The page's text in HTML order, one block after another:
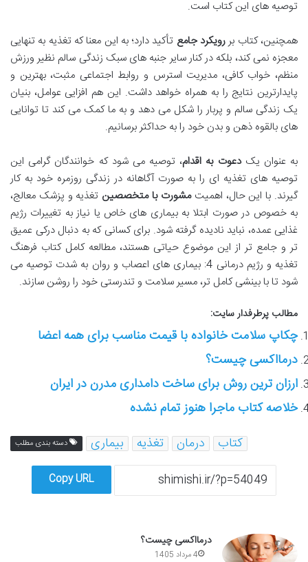
توصیه های این کتاب است.
همچنین، کتاب بر رویکرد جامع تأکید دارد؛ به این معنا که تغذیه به تنهایی
معجزه نمی کند، بلکه در کنار سایر جنبه های سبک زندگی سالم نظیر ورزش
منظم، خواب کافی، مدیریت استرس و روابط اجتماعی مثبت، بهترین و
پایدارترین نتایج را به همراه خواهد داشت. این هم افزایی عوامل، بنیان
یک زندگی سالم و پربار را شکل می دهد و به ما کمک می کند تا توانایی
های بالقوه ذهن و بدن خود را به حداکثر برسانیم.
به عنوان یکدعوت به اقدام، توصیه می شود که خوانندگان گرامی این
توصیه های تغذیه ای را به صورت آگاهانه در زندگی روزمره خود به کار
گیرند. با این حال، اهمیتمشورت با متخصصین تغذیه و پزشک معالج،
به خصوص در صورت ابتلا به بیماری های خاص یا نیاز به تغییرات رژیم
غذایی عمده، نباید نادیده گرفته شود. برای کسانی که به دنبال درکی عمیق
تر و جامع تر از این موضوع حیاتی هستند، مطالعه کامل کتاب فرهنگ
تغذیه و رژیم درمانی 4: بیماری های اعصاب و روان به شدت توصیه می
شود تا با بینشی کامل تر، مسیر سلامت و تندرستی خود را روشن سازند.
مطالب پرطرفدار سایت:
چکاپ سلامت خانواده با قیمت مناسب برای همه اعضا
درمااکسی چیست؟
ارزان ترین روش برای ساخت دامداری مدرن در ایران
خلاصه کتاب ماجرا هنوز تمام نشده
دسته بندی مطلب بیماری تغذیه درمان کتاب
Copy URL
درمااکسی چیست؟
4 مرداد 1405